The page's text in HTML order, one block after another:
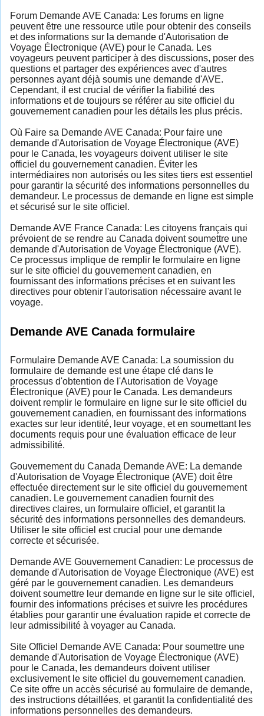
Forum Demande AVE Canada: Les forums en ligne
peuvent être une ressource utile pour obtenir des conseils
et des informations sur la demande d'Autorisation de
Voyage Électronique (AVE) pour le Canada. Les
voyageurs peuvent participer à des discussions, poser des
questions et partager des expériences avec d'autres
personnes ayant déjà soumis une demande d'AVE.
Cependant, il est crucial de vérifier la fiabilité des
informations et de toujours se référer au site officiel du
gouvernement canadien pour les détails les plus précis.
Où Faire sa Demande AVE Canada: Pour faire une
demande d'Autorisation de Voyage Électronique (AVE)
pour le Canada, les voyageurs doivent utiliser le site
officiel du gouvernement canadien. Éviter les
intermédiaires non autorisés ou les sites tiers est essentiel
pour garantir la sécurité des informations personnelles du
demandeur. Le processus de demande en ligne est simple
et sécurisé sur le site officiel.
Demande AVE France Canada: Les citoyens français qui
prévoient de se rendre au Canada doivent soumettre une
demande d'Autorisation de Voyage Électronique (AVE).
Ce processus implique de remplir le formulaire en ligne
sur le site officiel du gouvernement canadien, en
fournissant des informations précises et en suivant les
directives pour obtenir l'autorisation nécessaire avant le
voyage.
Demande AVE Canada formulaire
Formulaire Demande AVE Canada: La soumission du
formulaire de demande est une étape clé dans le
processus d'obtention de l'Autorisation de Voyage
Électronique (AVE) pour le Canada. Les demandeurs
doivent remplir le formulaire en ligne sur le site officiel du
gouvernement canadien, en fournissant des informations
exactes sur leur identité, leur voyage, et en soumettant les
documents requis pour une évaluation efficace de leur
admissibilité.
Gouvernement du Canada Demande AVE: La demande
d'Autorisation de Voyage Électronique (AVE) doit être
effectuée directement sur le site officiel du gouvernement
canadien. Le gouvernement canadien fournit des
directives claires, un formulaire officiel, et garantit la
sécurité des informations personnelles des demandeurs.
Utiliser le site officiel est crucial pour une demande
correcte et sécurisée.
Demande AVE Gouvernement Canadien: Le processus de
demande d'Autorisation de Voyage Électronique (AVE) est
géré par le gouvernement canadien. Les demandeurs
doivent soumettre leur demande en ligne sur le site officiel,
fournir des informations précises et suivre les procédures
établies pour garantir une évaluation rapide et correcte de
leur admissibilité à voyager au Canada.
Site Officiel Demande AVE Canada: Pour soumettre une
demande d'Autorisation de Voyage Électronique (AVE)
pour le Canada, les demandeurs doivent utiliser
exclusivement le site officiel du gouvernement canadien.
Ce site offre un accès sécurisé au formulaire de demande,
des instructions détaillées, et garantit la confidentialité des
informations personnelles des demandeurs.